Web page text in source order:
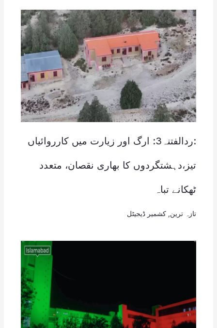
:ردالفتنہ3: ارگ اور زیارت میں کارروائیاں
تیز،دہشتگردوں کا بھاری نقصان، متعدد
ٹھکانے تباہ
تازہ ترین کشمیر ڈیجیٹل